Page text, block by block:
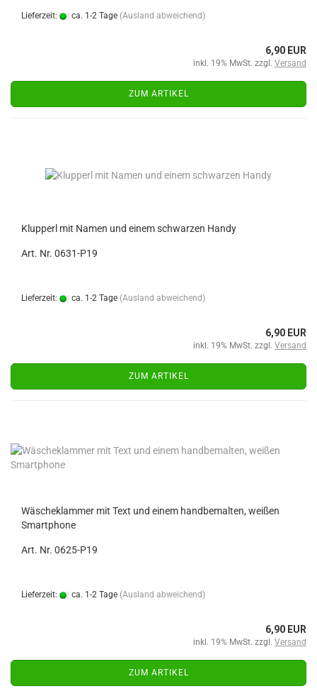
Lieferzeit: ca. 1-2 Tage (Ausland abweichend)
6,90 EUR
inkl. 19% MwSt. zzgl. Versand
ZUM ARTIKEL
Klupperl mit Namen und einem schwarzen Handy
Art. Nr. 0631-P19
Lieferzeit: ca. 1-2 Tage (Ausland abweichend)
6,90 EUR
inkl. 19% MwSt. zzgl. Versand
ZUM ARTIKEL
Wäscheklammer mit Text und einem handbemalten, weißen
Smartphone
Art. Nr. 0625-P19
Lieferzeit: ca. 1-2 Tage (Ausland abweichend)
6,90 EUR
inkl. 19% MwSt. zzgl. Versand
ZUM ARTIKEL